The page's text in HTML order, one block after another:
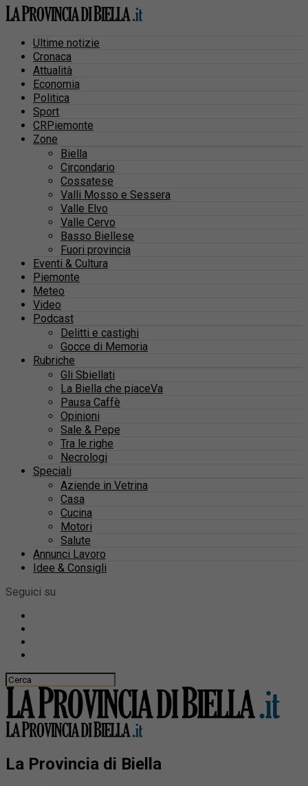
Ultime notizie
Cronaca
Attualità
Economia
Politica
Sport
CRPiemonte
Zone
Biella
Circondario
Cossatese
Valli Mosso e Sessera
Valle Elvo
Valle Cervo
Basso Biellese
Fuori provincia
Eventi & Cultura
Piemonte
Meteo
Video
Podcast
Delitti e castighi
Gocce di Memoria
Rubriche
Gli Sbiellati
La Biella che piaceVa
Pausa Caffè
Opinioni
Sale & Pepe
Tra le righe
Necrologi
Speciali
Aziende in Vetrina
Casa
Cucina
Motori
Salute
Annunci Lavoro
Idee & Consigli
Seguici su
La Provincia di Biella